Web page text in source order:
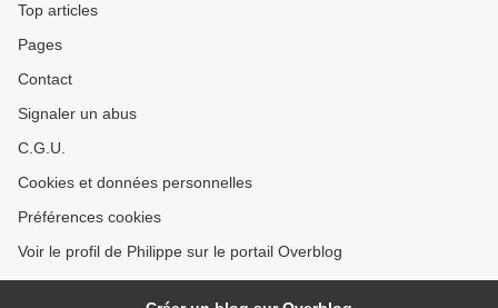
Top articles
Pages
Contact
Signaler un abus
C.G.U.
Cookies et données personnelles
Préférences cookies
Voir le profil de Philippe sur le portail Overblog